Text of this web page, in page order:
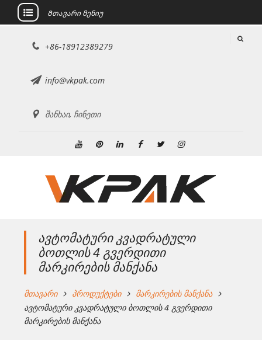
გადასვლა
Მთავარი მენიუ
+86-18912389279
info@vkpak.com
შანხაი, ჩინეთი
ავტომატური კვადრატული
ბოთლის 4 გვერდითი
მარკირების მანქანა
მთავარი პროდუქტები
მარკირების მანქანა
ავტომატური კვადრატული ბოთლის 4 გვერდითი
მარკირების მანქანა